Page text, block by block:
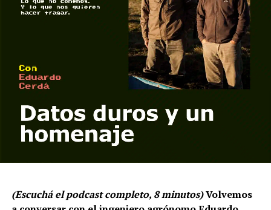
(Escuchá el podcast completo, 8 minutos)Volvemos